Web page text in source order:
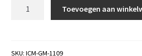
aantal
Toevoegen aan
SKU: ICM-GM-1109